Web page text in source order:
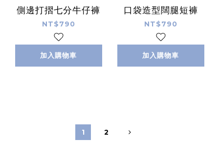
側邊打摺七分牛仔褲
NT$790
加入購物車
口袋造型闊腿短褲
NT$790
加入購物車
1 2